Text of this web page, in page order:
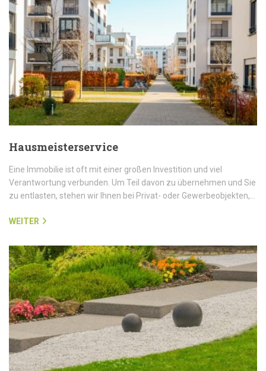
Hausmeisterservice
Eine Immobilie ist oft mit einer großen Investition und viel
Verantwortung verbunden. Um Teil davon zu übernehmen und Sie
zu entlasten, stehen wir Ihnen bei Privat- oder Gewerbeobjekten,…
WEITER